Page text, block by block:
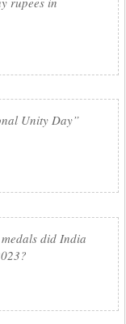
Unity Day”
did India